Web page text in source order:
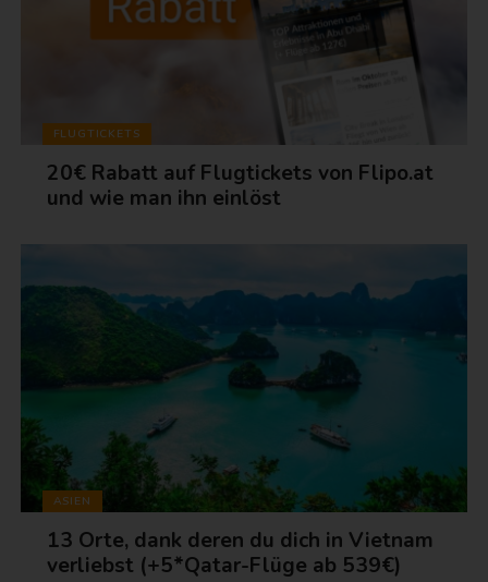
FLUGTICKETS
20€ Rabatt auf Flugtickets von Flipo.at
und wie man ihn einlöst
ASIEN
13 Orte, dank deren du dich in Vietnam
verliebst (+5*Qatar-Flüge ab 539€)